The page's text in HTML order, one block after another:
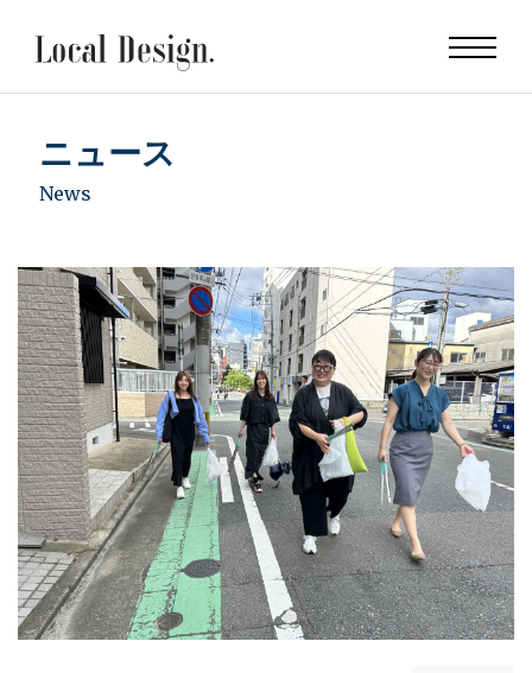
ニュース
News